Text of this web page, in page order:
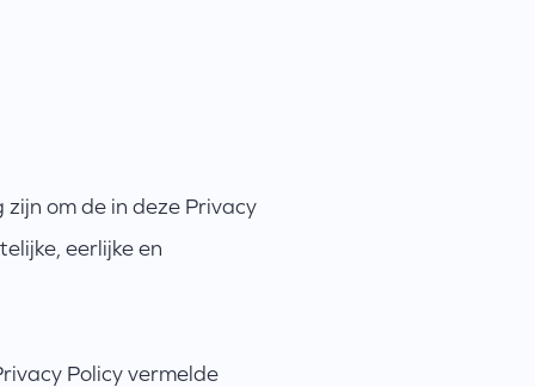
om de in deze Privacy
eerlijke en
Policy vermelde